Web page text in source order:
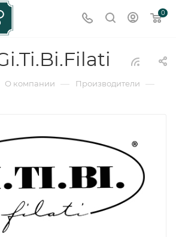
0
О компании — Производители —